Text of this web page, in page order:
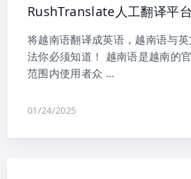
RushTranslate人工翻译平台
将越南语翻译成英语，越南语与
法你必须知道！ 越南语是越南的
范围内使用者众 …
01/24/2025